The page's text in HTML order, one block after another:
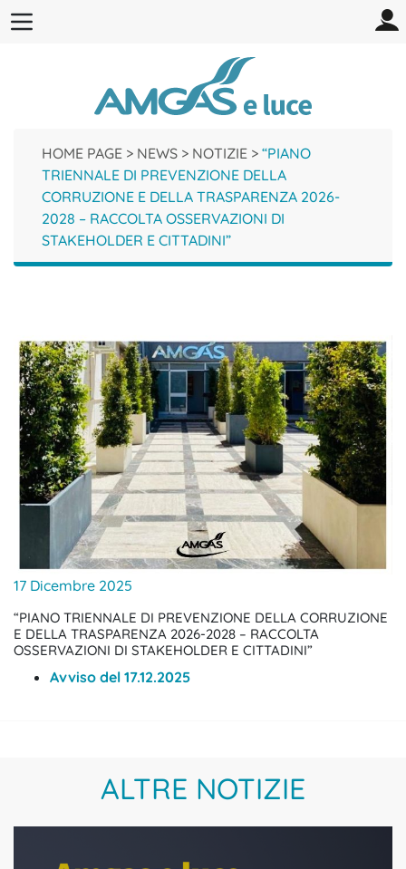
HOME PAGE > NEWS > NOTIZIE > “PIANO
TRIENNALE DI PREVENZIONE DELLA
CORRUZIONE E DELLA TRASPARENZA 2026-
2028 – RACCOLTA OSSERVAZIONI DI
STAKEHOLDER E CITTADINI”
17 Dicembre 2025
“PIANO TRIENNALE DI PREVENZIONE DELLA CORRUZIONE
E DELLA TRASPARENZA 2026-2028 – RACCOLTA
OSSERVAZIONI DI STAKEHOLDER E CITTADINI”
Avviso del 17.12.2025
ALTRE NOTIZIE